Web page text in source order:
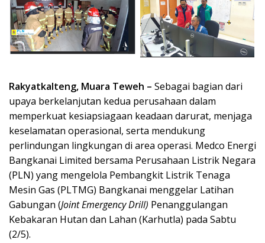
Rakyatkalteng, Muara Teweh – Sebagai bagian dari
upaya berkelanjutan kedua perusahaan dalam
memperkuat kesiapsiagaan keadaan darurat, menjaga
keselamatan operasional, serta mendukung
perlindungan lingkungan di area operasi. Medco Energi
Bangkanai Limited bersama Perusahaan Listrik Negara
(PLN) yang mengelola Pembangkit Listrik Tenaga
Mesin Gas (PLTMG) Bangkanai menggelar Latihan
Gabungan (Joint Emergency Drill) Penanggulangan
Kebakaran Hutan dan Lahan (Karhutla) pada Sabtu
(2/5).